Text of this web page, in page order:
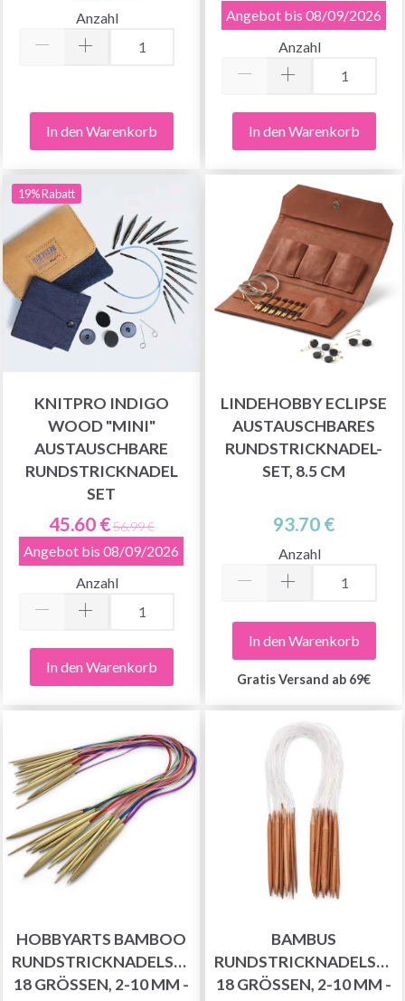
Anzahl
In den Warenkorb
Angebot bis 08/09/2026
Anzahl
In den Warenkorb
19% Rabatt
KNITPRO INDIGO
WOOD "MINI"
AUSTAUSCHBARE
RUNDSTRICKNADEL
SET
45.60 €56.99 €
Angebot bis 08/09/2026
Anzahl
In den Warenkorb
LINDEHOBBY ECLIPSE
AUSTAUSCHBARES
RUNDSTRICKNADEL-
SET, 8.5 CM
93.70 €
Anzahl
In den Warenkorb
Gratis Versand ab 69€
HOBBYARTS BAMBOO
RUNDSTRICKNADELSET,
18 GRÖSSEN, 2-10 MM - 8
BAMBUS
RUNDSTRICKNADELSET,
18 GRÖSSEN, 2-10 MM - 6